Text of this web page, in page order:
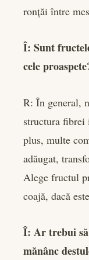
ronțăi între
Î: Sunt
cele
R: În general,
structura
plus, multe
adăugat,
Alege fructul
coajă, dacă
Î: Ar trebui
mănânc